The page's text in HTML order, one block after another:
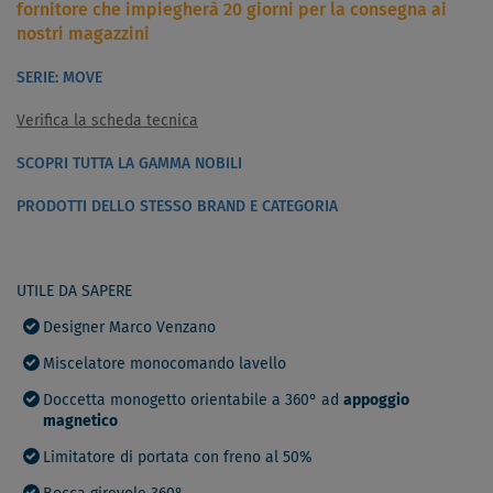
fornitore che impiegherà 20 giorni per la consegna ai
nostri magazzini
SERIE: MOVE
Verifica la scheda tecnica
SCOPRI TUTTA LA GAMMA NOBILI
PRODOTTI DELLO STESSO BRAND E CATEGORIA
UTILE DA SAPERE
Designer Marco Venzano
Miscelatore monocomando lavello
Doccetta monogetto orientabile a 360° ad appoggio
magnetico
Limitatore di portata con freno al 50%